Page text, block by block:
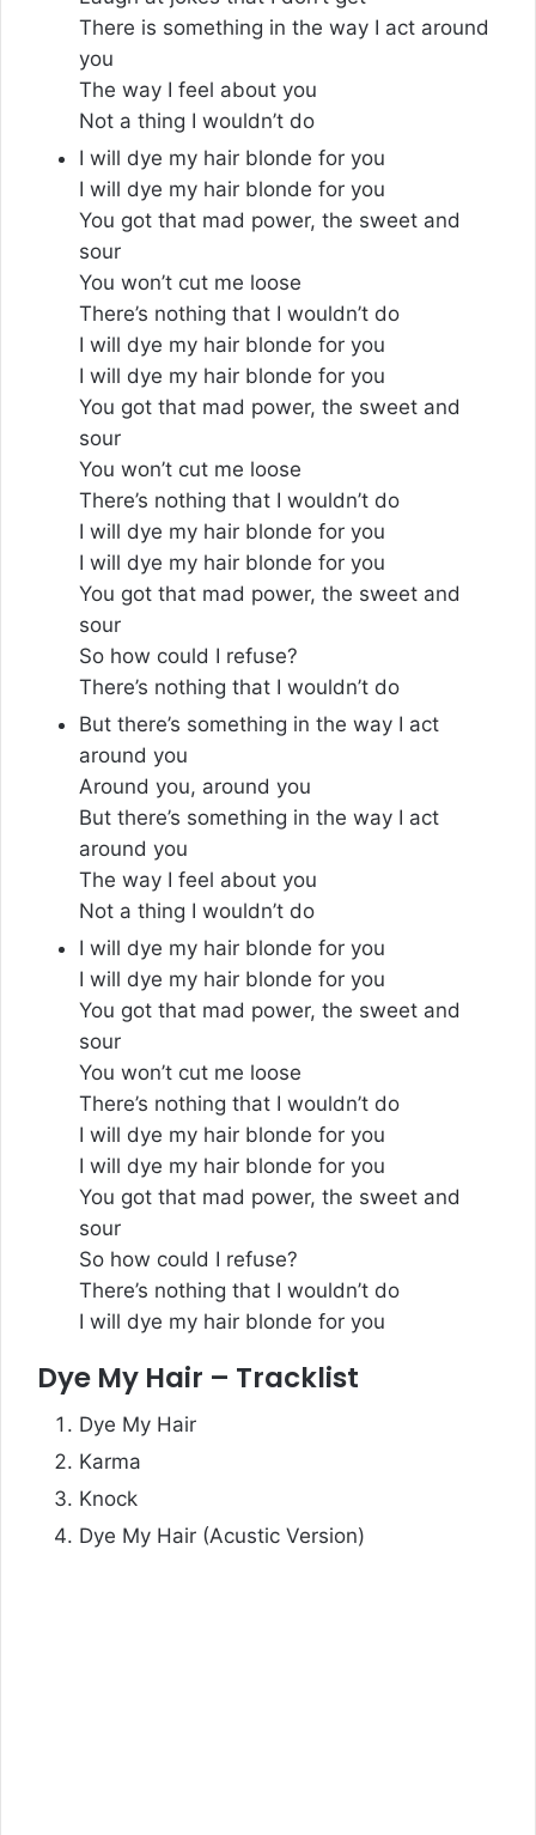
There is something in the way I act around
you
The way I feel about you
Not a thing I wouldn’t do
I will dye my hair blonde for you
I will dye my hair blonde for you
You got that mad power, the sweet and
sour
You won’t cut me loose
There’s nothing that I wouldn’t do
I will dye my hair blonde for you
I will dye my hair blonde for you
You got that mad power, the sweet and
sour
You won’t cut me loose
There’s nothing that I wouldn’t do
I will dye my hair blonde for you
I will dye my hair blonde for you
You got that mad power, the sweet and
sour
So how could I refuse?
There’s nothing that I wouldn’t do
But there’s something in the way I act
around you
Around you, around you
But there’s something in the way I act
around you
The way I feel about you
Not a thing I wouldn’t do
I will dye my hair blonde for you
I will dye my hair blonde for you
You got that mad power, the sweet and
sour
You won’t cut me loose
There’s nothing that I wouldn’t do
I will dye my hair blonde for you
I will dye my hair blonde for you
You got that mad power, the sweet and
sour
So how could I refuse?
There’s nothing that I wouldn’t do
I will dye my hair blonde for you
Dye My Hair – Tracklist
Dye My Hair
Karma
Knock
Dye My Hair (Acustic Version)